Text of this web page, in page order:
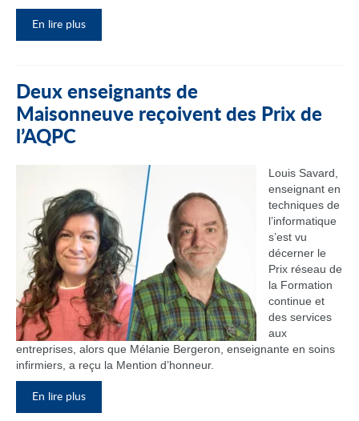
En lire plus
Deux enseignants de
Maisonneuve reçoivent des Prix de
l’AQPC
Louis Savard,
enseignant en
techniques de
l’informatique
s’est vu
décerner le
Prix réseau de
la Formation
continue et
des services
aux
entreprises, alors que Mélanie Bergeron, enseignante en soins
infirmiers, a reçu la Mention d’honneur.
En lire plus